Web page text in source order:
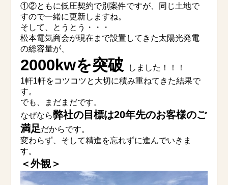
①②ともに低圧契約で別案件ですが、同じ土地で
すので一緒に更新しますね。
そして、とうとう・・・
松本電気商会が現在まで設置してきた太陽光発電
の総容量が、
2000kwを突破
しました！！！
1軒1軒をコツコツと大切に積み重ねてきた結果で
す。
でも、まだまだです。
なぜなら弊社の目標は20年先のお客様のご
満足だからです。
変わらず、そして精進を忘れずに進んでいきま
す。
＜外観＞